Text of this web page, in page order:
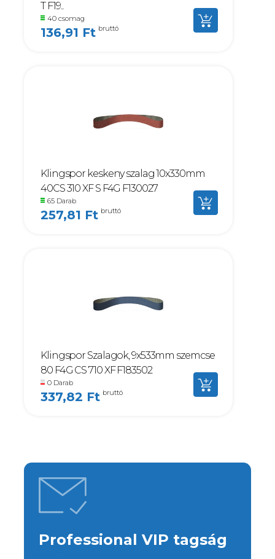
T F19...
40 csomag
136,91 Ft bruttó
Klingspor keskeny szalag 10x330mm
40CS 310 XF S F4G F130027
65 Darab
257,81 Ft bruttó
Klingspor Szalagok, 9x533mm szemcse
80 F4G CS 710 XF F183502
0 Darab
337,82 Ft bruttó
Professional VIP tagság